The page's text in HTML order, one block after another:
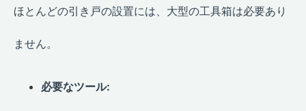
ほとんどの引き戸の設置には、大型の工具箱は必要あり
ません。
必要なツール: